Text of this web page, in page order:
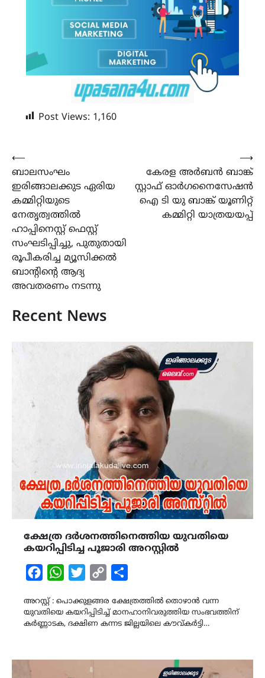
Post Views: 1,160
Post
navigation
⟵
ബാലസംഘം
ഇരിങ്ങാലക്കുട ഏരിയ
കമ്മിറ്റിയുടെ
നേതൃത്വത്തിൽ
ഹാപ്പിനെസ്റ്റ് ഫെസ്റ്റ്
സംഘടിപ്പിച്ചു, പുതുതായി
രൂപീകരിച്ച മ്യൂസിക്കൽ
ബാന്റിന്റെ ആദ്യ
അവതരണം നടന്നു
കേരള അർബൻ ബാങ്ക്
സ്റ്റാഫ് ഓർഗനൈസേഷൻ
ഐ ടി യു ബാങ്ക് യൂണിറ്റ്
കമ്മിറ്റി യാത്രയയപ്പ്
⟶
Recent News
ക്ഷേത്ര ദർശനത്തിനെത്തിയ യുവതിയെ
കയറിപ്പിടിച്ച പൂജാരി അറസ്റ്റിൽ
FacebookWhatsAppTwitterCopy
അറസ്റ്റ് : പൊക്കുളങ്ങര ക്ഷേത്രത്തിൽ തൊഴാൻ വന്ന
യുവതിയെ കയറിപ്പിടിച്ച് മാനഹാനിവരുത്തിയ സംഭവത്തിന്
കർണ്ണാടക, ദക്ഷിണ കന്നട ജില്ലയിലെ കൗവ്കർട്ടി…